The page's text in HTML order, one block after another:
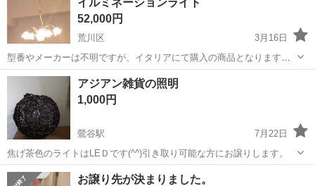
イルミネーションライト
52,000円
荒川区
3月16日
型番やメーカーは不明ですが、イタリアにて購入の商品となります！
アンティーク調なデザインは、貴方のリビングを更にオシャレな空間
に変貌させる事、間違い無いです！ ヤフオク同時出品中
東京 荒川区 照明器具 アンティーク
アジアン雑貨の照明
1,000円
鶯谷駅
7月22日
焦げ茶色のライトはLEＤです(^^)引き取り可能な方にお譲りします。
東京 荒川区 鶯谷駅 照明器具 アジアン
お譲り先が決まりました。